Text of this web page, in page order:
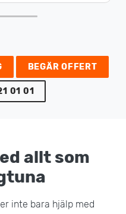
BEGÄR OFFERT
01 01
allt som
inte bara hjälp med